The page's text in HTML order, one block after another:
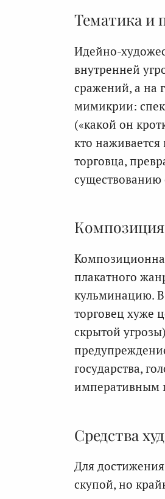
Тематика и
Идейно-
внутренней
сражений, а на
мимикрии:
(«какой он
кто
торговца,
существованию
плакатного
кульминацию. В
торговец хуже
скрытой
государства,
императивным
Средства
Для
скупой, но